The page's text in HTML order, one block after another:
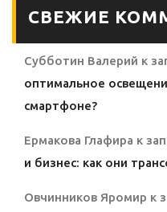
СВЕЖИЕ
Субботин Валерий к
оптимальное
смартфоне?
Ермакова Глафира к
и бизнес: как они
Овчинников Яромир к